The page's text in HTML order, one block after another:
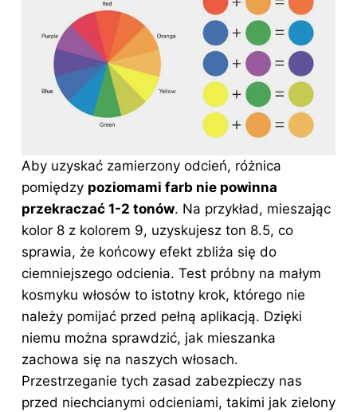
Aby uzyskać zamierzony odcień, różnica
pomiędzy poziomami farb nie powinna
przekraczać 1-2 tonów. Na przykład, mieszając
kolor 8 z kolorem 9, uzyskujesz ton 8.5, co
sprawia, że końcowy efekt zbliża się do
ciemniejszego odcienia. Test próbny na małym
kosmyku włosów to istotny krok, którego nie
należy pomijać przed pełną aplikacją. Dzięki
niemu można sprawdzić, jak mieszanka
zachowa się na naszych włosach.
Przestrzeganie tych zasad zabezpieczy nas
przed niechcianymi odcieniami, takimi jak zielony